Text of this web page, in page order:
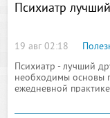
Психиатр
19 авг 02:18
Психиатр - лучший
необходимы основы
ежедневной
изучение людей с